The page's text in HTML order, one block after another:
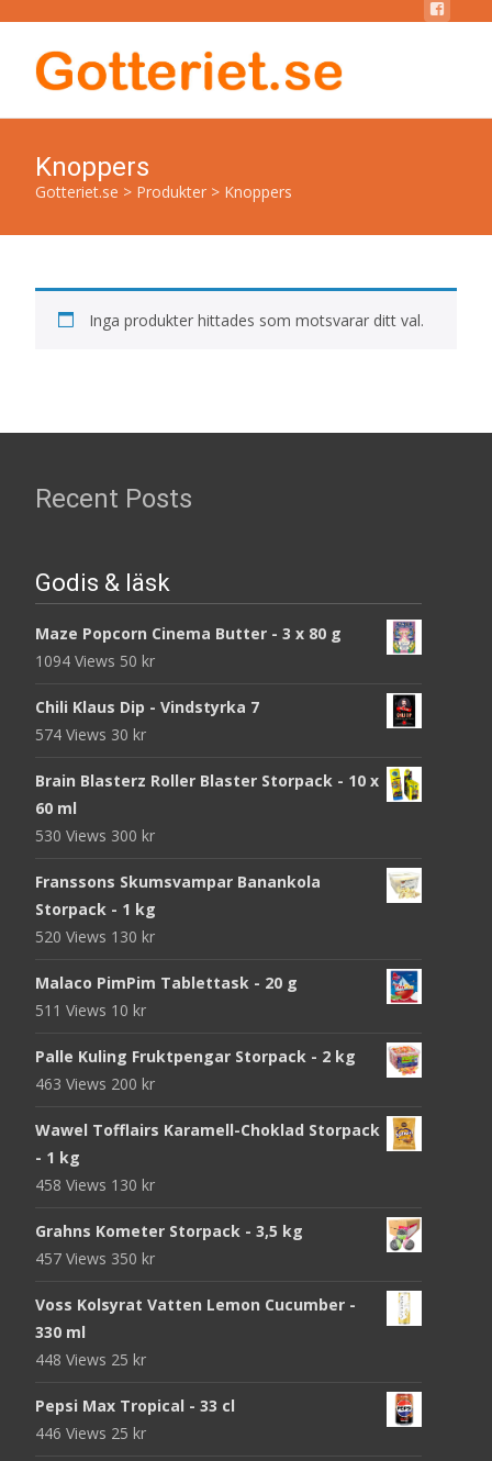
Knoppers
Gotteriet.se > Produkter > Knoppers
Inga produkter hittades som motsvarar ditt val.
Recent Posts
Godis & läsk
Maze Popcorn Cinema Butter - 3 x 80 g
1094 Views 50 kr
Chili Klaus Dip - Vindstyrka 7
574 Views 30 kr
Brain Blasterz Roller Blaster Storpack - 10 x
60 ml
530 Views 300 kr
Franssons Skumsvampar Banankola
Storpack - 1 kg
520 Views 130 kr
Malaco PimPim Tablettask - 20 g
511 Views 10 kr
Palle Kuling Fruktpengar Storpack - 2 kg
463 Views 200 kr
Wawel Tofflairs Karamell-Choklad Storpack
- 1 kg
458 Views 130 kr
Grahns Kometer Storpack - 3,5 kg
457 Views 350 kr
Voss Kolsyrat Vatten Lemon Cucumber -
330 ml
448 Views 25 kr
Pepsi Max Tropical - 33 cl
446 Views 25 kr